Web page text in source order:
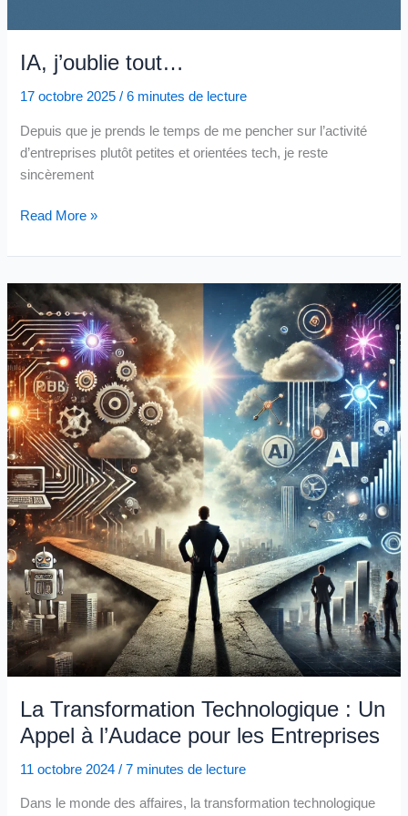
IA, j’oublie tout…
17 octobre 2025/6 minutes de lecture
Depuis que je prends le temps de me pencher sur l’activité
d’entreprises plutôt petites et orientées tech, je reste
sincèrement
IA,
tout…
Read More »
La Transformation Technologique : Un
Appel à l’Audace pour les Entreprises
11 octobre 2024/7 minutes de lecture
Dans le monde des affaires, la transformation technologique